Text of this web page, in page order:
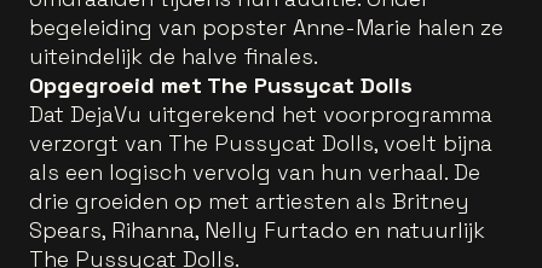
begeleiding van popster Anne-Marie halen ze
uiteindelijk de halve finales.
Opgegroeid met The Pussycat Dolls
Dat DejaVu uitgerekend het voorprogramma
verzorgt van The Pussycat Dolls, voelt bijna
als een logisch vervolg van hun verhaal. De
drie groeiden op met artiesten als Britney
Spears, Rihanna, Nelly Furtado en natuurlijk
The Pussycat Dolls.